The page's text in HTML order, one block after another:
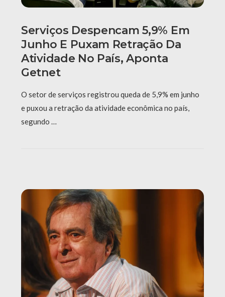
Serviços Despencam 5,9% Em
Junho E Puxam Retração Da
Atividade No País, Aponta
Getnet
O setor de serviços registrou queda de 5,9% em junho
e puxou a retração da atividade econômica no país,
segundo …